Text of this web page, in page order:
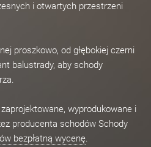
i otwartych przestrzeni
proszkowo, od głębokiej czerni
balustrady, aby schody
wyprodukowane i
producenta schodów Schody
bezpłatną wycenę.